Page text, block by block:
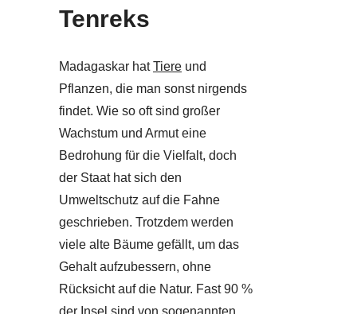
Tenreks
Madagaskar hatTiere und
Pflanzen, die man sonst nirgends
findet. Wie so oft sind großer
Wachstum und Armut eine
Bedrohung für die Vielfalt, doch
der Staat hat sich den
Umweltschutz auf die Fahne
geschrieben. Trotzdem werden
viele alte Bäume gefällt, um das
Gehalt aufzubessern, ohne
Rücksicht auf die Natur. Fast 90 %
der Insel sind von sogenannten